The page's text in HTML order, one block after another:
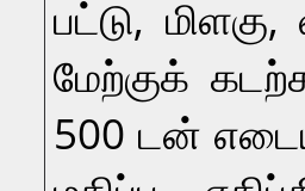
பட்டு,
மேற்குக்
500 டன்